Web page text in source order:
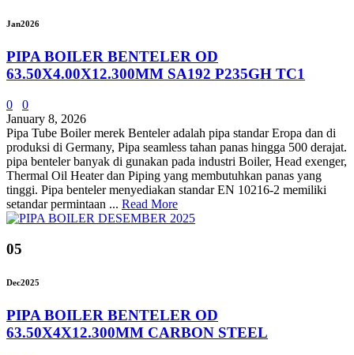
Jan2026
PIPA BOILER BENTELER OD
63.50X4.00X12.300MM SA192 P235GH TC1
0
0
January 8, 2026
Pipa Tube Boiler merek Benteler adalah pipa standar Eropa dan di
produksi di Germany, Pipa seamless tahan panas hingga 500 derajat.
pipa benteler banyak di gunakan pada industri Boiler, Head exenger,
Thermal Oil Heater dan Piping yang membutuhkan panas yang
tinggi. Pipa benteler menyediakan standar EN 10216-2 memiliki
setandar permintaan ... Read More
05
Dec2025
PIPA BOILER BENTELER OD
63.50X4X12.300MM CARBON STEEL